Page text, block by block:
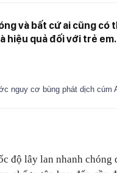
và bất cứ ai cũng có
hiệu quả đối với trẻ em.
nguy cơ bùng phát dịch cúm
độ lây lan nhanh chóng